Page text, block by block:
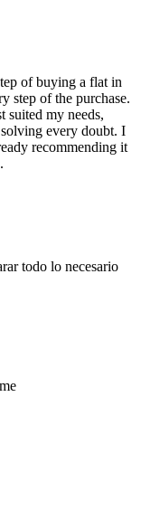
of buying a flat in
step of the purchase.
suited my needs,
every doubt. I
recommending it
todo lo necesario